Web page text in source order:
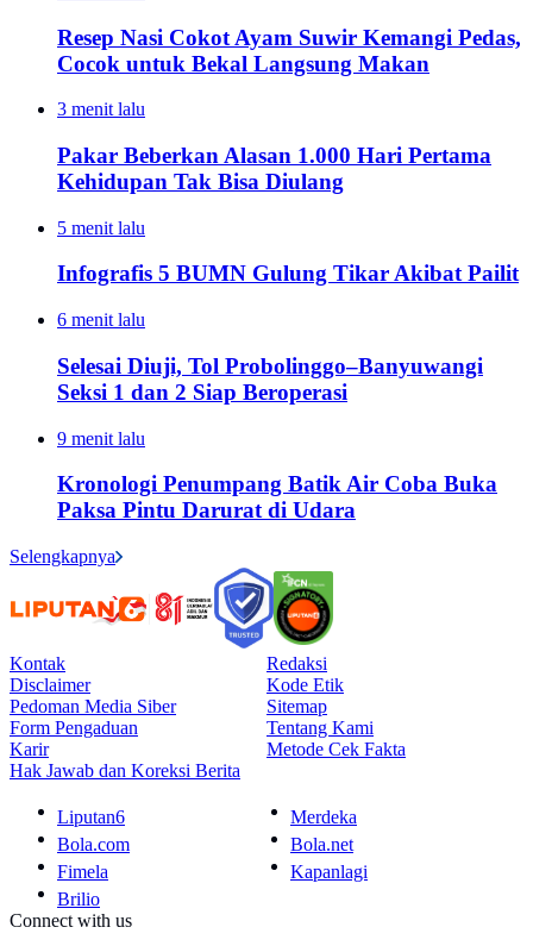
Resep Nasi Cokot Ayam Suwir Kemangi Pedas,
Cocok untuk Bekal Langsung Makan
3 menit lalu
Pakar Beberkan Alasan 1.000 Hari Pertama
Kehidupan Tak Bisa Diulang
5 menit lalu
Infografis 5 BUMN Gulung Tikar Akibat Pailit
6 menit lalu
Selesai Diuji, Tol Probolinggo–Banyuwangi
Seksi 1 dan 2 Siap Beroperasi
9 menit lalu
Kronologi Penumpang Batik Air Coba Buka
Paksa Pintu Darurat di Udara
Selengkapnya
Kontak
Redaksi
Disclaimer
Kode Etik
Pedoman Media Siber
Sitemap
Form Pengaduan
Tentang Kami
Karir
Metode Cek Fakta
Hak Jawab dan Koreksi Berita
Liputan6
Merdeka
Bola.com
Bola.net
Fimela
Kapanlagi
Brilio
Connect with us